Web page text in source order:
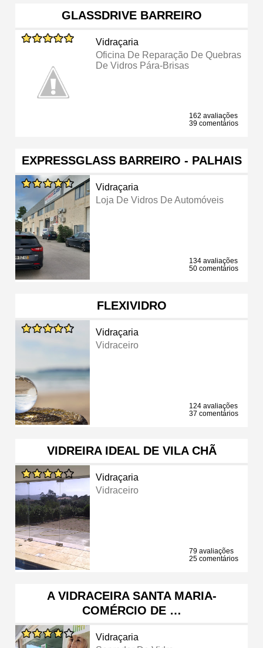
GLASSDRIVE BARREIRO
Vidraçaria
Oficina De Reparação De Quebras
De Vidros Pára-Brisas
162 avaliações
39 comentários
EXPRESSGLASS BARREIRO - PALHAIS
Vidraçaria
Loja De Vidros De Automóveis
134 avaliações
50 comentários
FLEXIVIDRO
Vidraçaria
Vidraceiro
124 avaliações
37 comentários
VIDREIRA IDEAL DE VILA CHÃ
Vidraçaria
Vidraceiro
79 avaliações
25 comentários
A VIDRACEIRA SANTA MARIA-
COMÉRCIO DE …
Vidraçaria